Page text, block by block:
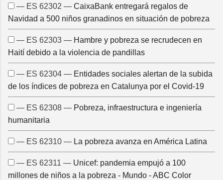
— ES 62302 — CaixaBank entregará regalos de
Navidad a 500 niños granadinos en situación de pobreza
— ES 62303 — Hambre y pobreza se recrudecen en
Haití debido a la violencia de pandillas
— ES 62304 — Entidades sociales alertan de la subida
de los índices de pobreza en Catalunya por el Covid-19
— ES 62308 — Pobreza, infraestructura e ingeniería
humanitaria
— ES 62310 — La pobreza avanza en América Latina
— ES 62311 — Unicef: pandemia empujó a 100
millones de niños a la pobreza - Mundo - ABC Color